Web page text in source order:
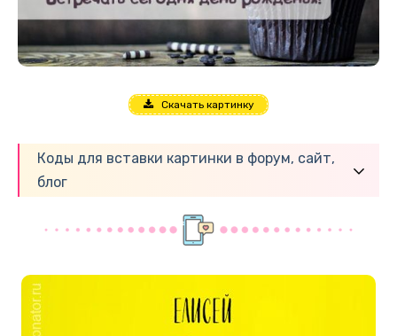
Скачать картинку
Коды для вставки картинки в форум, сайт,
блог